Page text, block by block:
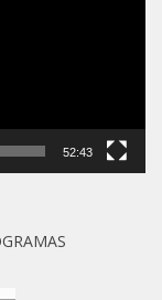
52:43